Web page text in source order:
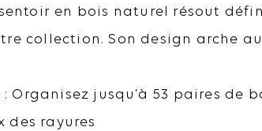
en bois naturel résout
collection. Son design arche
: Organisez jusqu’à 53 paires de
des rayures